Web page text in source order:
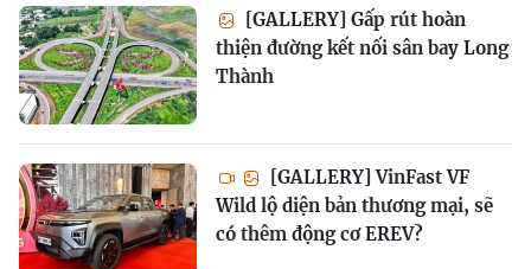
[GALLERY] Gấp rút hoàn
thiện đường kết nối sân bay Long
Thành
[GALLERY] VinFast VF
Wild lộ diện bản thương mại, sẽ
có thêm động cơ EREV?